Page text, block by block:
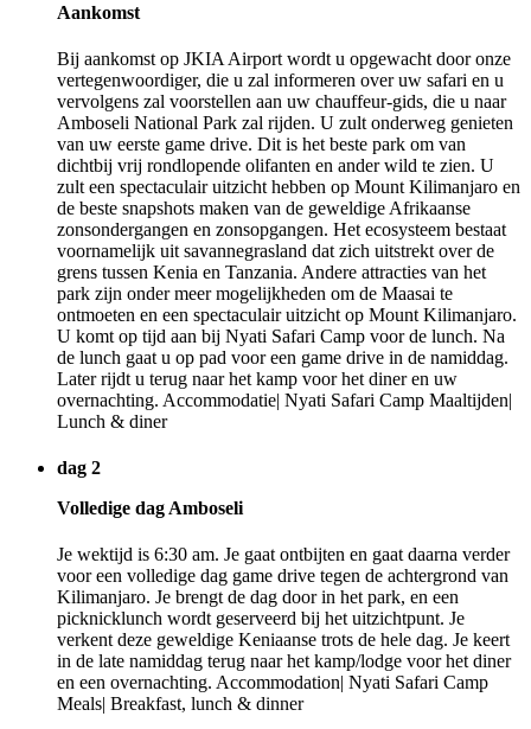
Aankomst
Bij aankomst op JKIA Airport wordt u opgewacht door onze
vertegenwoordiger, die u zal informeren over uw safari en u
vervolgens zal voorstellen aan uw chauffeur-gids, die u naar
Amboseli National Park zal rijden. U zult onderweg genieten
van uw eerste game drive. Dit is het beste park om van
dichtbij vrij rondlopende olifanten en ander wild te zien. U
zult een spectaculair uitzicht hebben op Mount Kilimanjaro en
de beste snapshots maken van de geweldige Afrikaanse
zonsondergangen en zonsopgangen. Het ecosysteem bestaat
voornamelijk uit savannegrasland dat zich uitstrekt over de
grens tussen Kenia en Tanzania. Andere attracties van het
park zijn onder meer mogelijkheden om de Maasai te
ontmoeten en een spectaculair uitzicht op Mount Kilimanjaro.
U komt op tijd aan bij Nyati Safari Camp voor de lunch. Na
de lunch gaat u op pad voor een game drive in de namiddag.
Later rijdt u terug naar het kamp voor het diner en uw
overnachting. Accommodatie| Nyati Safari Camp Maaltijden|
Lunch & diner
dag 2
Volledige dag Amboseli
Je wektijd is 6:30 am. Je gaat ontbijten en gaat daarna verder
voor een volledige dag game drive tegen de achtergrond van
Kilimanjaro. Je brengt de dag door in het park, en een
picknicklunch wordt geserveerd bij het uitzichtpunt. Je
verkent deze geweldige Keniaanse trots de hele dag. Je keert
in de late namiddag terug naar het kamp/lodge voor het diner
en een overnachting. Accommodation| Nyati Safari Camp
Meals| Breakfast, lunch & dinner